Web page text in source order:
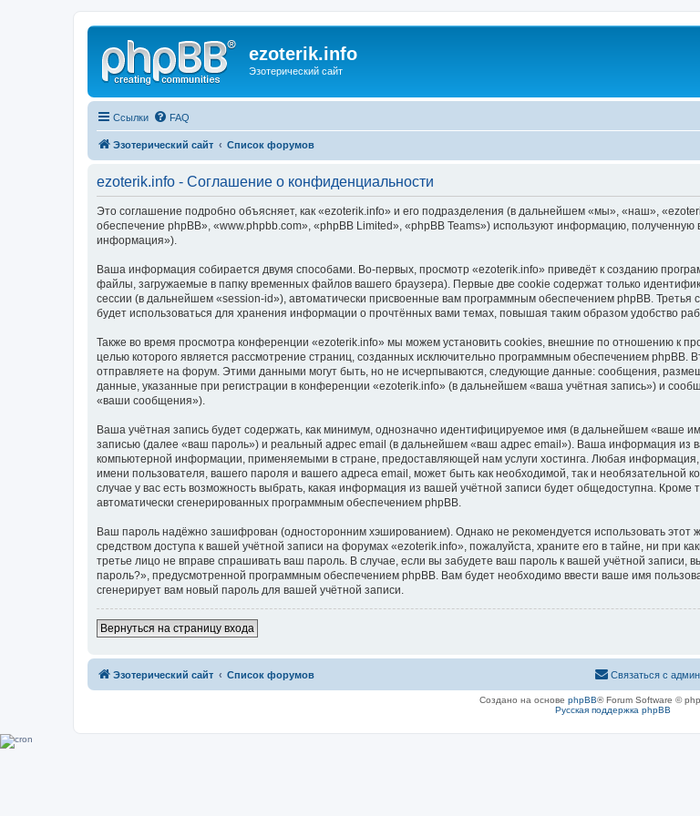
ezoterik.info
Эзотерический сайт
Ссылки FAQ
Эзотерический сайт Список форумов
ezoterik.info - Соглашение о конфиденциальности
Это соглашение подробно объясняет, как «ezoterik.info» и его подразделения (в дальнейшем «мы», «наш»,
обеспечение phpBB», «www.phpbb.com», «phpBB Limited», «phpBB Teams») используют информацию,
информация»).
Ваша информация собирается двумя способами. Во-первых, просмотр «ezoterik.info» приведёт к созданию
файлы, загружаемые в папку временных файлов вашего браузера). Первые две cookie содержат только
сессии (в дальнейшем «session-id»), автоматически присвоенные вам программным обеспечением phpBB.
будет использоваться для хранения информации о прочтённых вами темах, повышая таким образом удобство
Также во время просмотра конференции «ezoterik.info» мы можем установить cookies, внешние по отношению к
целью которого является рассмотрение страниц, созданных исключительно программным обеспечением
отправляете на форум. Этими данными могут быть, но не исчерпываются, следующие данные: сообщения,
данные, указанные при регистрации в конференции «ezoterik.info» (в дальнейшем «ваша учётная запись») и
«ваши сообщения»).
Ваша учётная запись будет содержать, как минимум, однозначно идентифицируемое имя (в дальнейшем «ваше
записью (далее «ваш пароль») и реальный адрес email (в дальнейшем «ваш адрес email»). Ваша информация из
компьютерной информации, применяемыми в стране, предоставляющей нам услуги хостинга. Любая
имени пользователя, вашего пароля и вашего адреса email, может быть как необходимой, так и
случае у вас есть возможность выбрать, какая информация из вашей учётной записи будет общедоступна. Кроме
автоматически сгенерированных программным обеспечением phpBB.
Ваш пароль надёжно зашифрован (односторонним хэшированием). Однако не рекомендуется использовать этот
средством доступа к вашей учётной записи на форумах «ezoterik.info», пожалуйста, храните его в тайне, ни при
третье лицо не вправе спрашивать ваш пароль. В случае, если вы забудете ваш пароль к вашей учётной записи,
пароль?», предусмотренной программным обеспечением phpBB. Вам будет необходимо ввести ваше имя
сгенерирует вам новый пароль для вашей учётной записи.
Вернуться на страницу входа
Эзотерический сайт Список форумов Связаться с
Создано на основе phpBB® Forum Software ©
Русская поддержка phpBB